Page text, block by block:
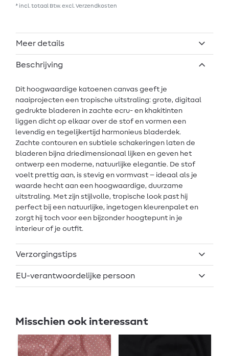
* incl. totaal Btw. excl. Verzendkosten
Meer details
Beschrijving
Dit hoogwaardige katoenen canvas geeft je
naaiprojecten een tropische uitstraling: grote, digitaal
gedrukte bladeren in zachte ecru- en khakitinten
liggen dicht op elkaar over de stof en vormen een
levendig en tegelijkertijd harmonieus bladerdek.
Zachte contouren en subtiele schakeringen laten de
bladeren bijna driedimensionaal lijken en geven het
ontwerp een moderne, natuurlijke elegantie. De stof
voelt prettig aan, is stevig en vormvast – ideaal als je
waarde hecht aan een hoogwaardige, duurzame
uitstraling. Met zijn stijlvolle, tropische look past hij
perfect bij een natuurlijke, ingetogen kleurenpalet en
zorgt hij toch voor een bijzonder hoogtepunt in je
interieur of je outfit.
Verzorgingstips
EU-verantwoordelijke persoon
Misschien ook interessant